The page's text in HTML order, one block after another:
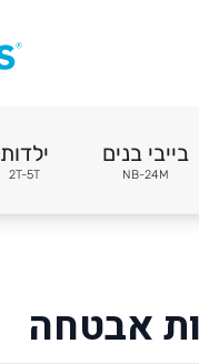
בייבי בנים
NB-24M
ילדות
2T-5T
אבטחה